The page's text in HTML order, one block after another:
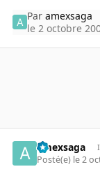
Paramexsaga
le 2 octobre
amexsaga
Posté(e) le 2